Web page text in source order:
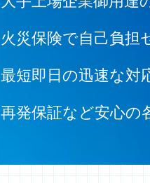
火災保険で自己負担
最短即日の迅速な対
再発保証など安心の